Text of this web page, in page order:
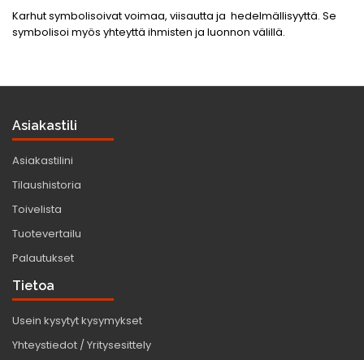
Karhut symbolisoivat voimaa, viisautta ja hedelmällisyyttä. Se
symbolisoi myös yhteyttä ihmisten ja luonnon välillä.
Asiakastili
Asiakastilini
Tilaushistoria
Toivelista
Tuotevertailu
Palautukset
Tietoa
Usein kysytyt kysymykset
Yhteystiedot / Yritysesittely